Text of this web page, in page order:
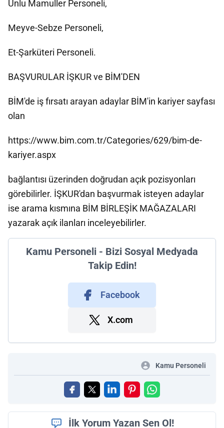
Unlu Mamuller Personeli,
Meyve-Sebze Personeli,
Et-Şarküteri Personeli.
BAŞVURULAR İŞKUR ve BİM'DEN
BİM'de iş fırsatı arayan adaylar BİM'in kariyer sayfası
olan
https://www.bim.com.tr/Categories/629/bim-de-
kariyer.aspx
bağlantısı üzerinden doğrudan açık pozisyonları
görebilirler. İŞKUR'dan başvurmak isteyen adaylar
ise arama kısmına BİM BİRLEŞİK MAĞAZALARI
yazarak açık ilanları inceleyebilirler.
Kamu Personeli - Bizi Sosyal Medyada
Takip Edin!
Facebook
X.com
Kamu Personeli
İlk Yorum Yazan Sen Ol!